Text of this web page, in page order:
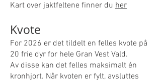
Kart over jaktfeltene finner du her
Kvote
For 2026 er det tildelt en felles kvote på
20 frie dyr for hele Gran Vest Vald.
Av disse kan det felles maksimalt én
kronhjort. Når kvoten er fylt, avsluttes